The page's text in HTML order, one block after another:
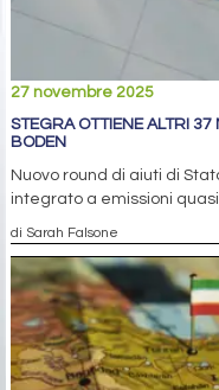
27 novembre 2025
STEGRA OTTIENE ALTRI 37
BODEN
Nuovo round di aiuti di
integrato a emissioni
di Sarah Falsone